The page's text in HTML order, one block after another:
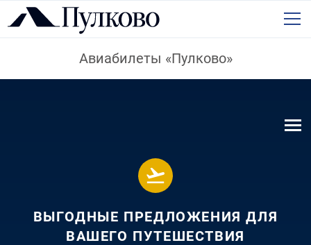
Авиабилеты «Пулково»
ВЫГОДНЫЕ ПРЕДЛОЖЕНИЯ ДЛЯ
ВАШЕГО ПУТЕШЕСТВИЯ